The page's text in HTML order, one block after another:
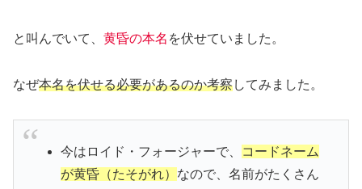
と叫んでいて、 黄昏の本名 を伏せていました。
なぜ本名を伏せる必要があるのか考察してみました。
今はロイド・フォージャーで、
コードネーム
が黄昏（たそがれ） なので、名前がたくさん